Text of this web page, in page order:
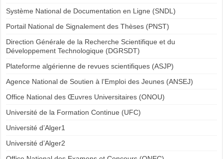
Système National de Documentation en Ligne (SNDL)
Portail National de Signalement des Thèses (PNST)
Direction Générale de la Recherche Scientifique et du
Développement Technologique (DGRSDT)
Plateforme algérienne de revues scientifiques (ASJP)
Agence National de Soutien à l’Emploi des Jeunes (ANSEJ)
Office National des Œuvres Universitaires (ONOU)
Université de la Formation Continue (UFC)
Université d’Alger1
Université d’Alger2